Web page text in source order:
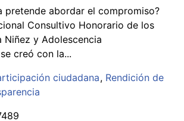
pretende abordar el compromiso?
Consultivo Honorario de los
Niñez y Adolescencia
creó con la...
ciudadana Rendición de